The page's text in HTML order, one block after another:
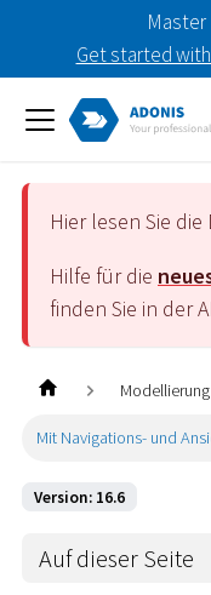
Master
Get started with
Hier lesen Sie
Hilfe für die
finden Sie in der
Modellierung
Mit Navigations- und
Version: 16.6
Auf dieser Seite